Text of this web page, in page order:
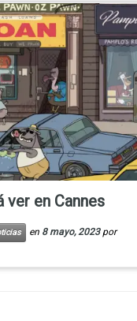
ver en Cannes
en 8 mayo, 2023 por